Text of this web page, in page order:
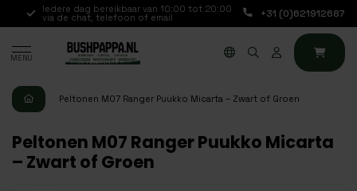
Iedere dag bereikbaar van 10:00 tot 20:00
via de chat, telefoon of email +31 (0)621912687
MENU
Peltonen M07 Ranger Puukko Micarta – Zwart of Groen
Peltonen M07 Ranger Puukko Micarta
– Zwart of Groen